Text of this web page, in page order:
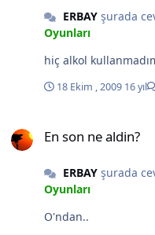
ERBAYşurada
Oyunları
18 Ekim , 2009 16 yıl
En son ne aldin?
ERBAYşurada
Oyunları
O'ndan..